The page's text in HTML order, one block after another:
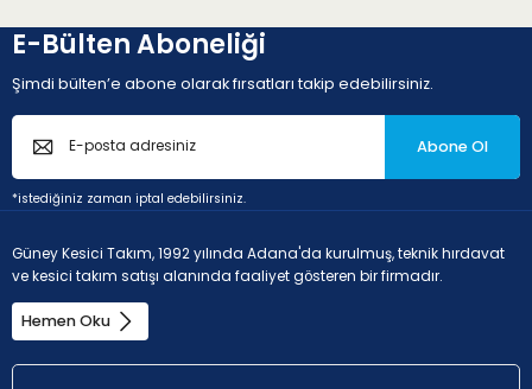
E-Bülten Aboneliği
Şimdi bülten’e abone olarak fırsatları takip edebilirsiniz.
Abone Ol
*istediğiniz zaman iptal edebilirsiniz.
Güney Kesici Takım, 1992 yılında Adana'da kurulmuş, teknik hırdavat
ve kesici takım satışı alanında faaliyet gösteren bir firmadır.
Hemen Oku